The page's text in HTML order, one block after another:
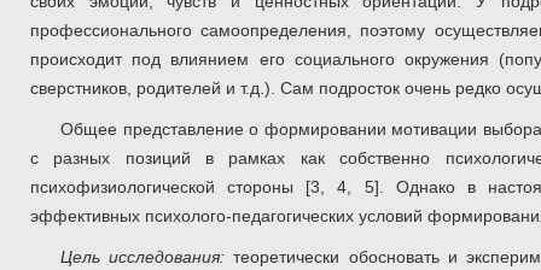
профессионального самоопределения, поэтому
происходит под влиянием его социального окружения
сверстников, родителей и т.д.). Сам подросток очень редко
Общее представление о формировании мотивации
с разных позиций в рамках как собственно
психофизиологической стороны [3, 4, 5]. Однако в
эффективных психолого-педагогических условий
Цель исследования: теоретически обосновать и